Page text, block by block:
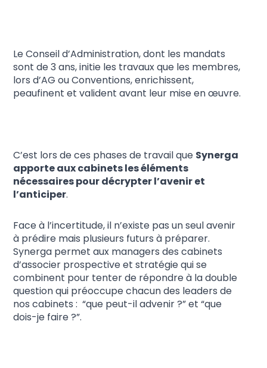
Le Conseil d’Administration, dont les mandats
sont de 3 ans, initie les travaux que les membres,
lors d’AG ou Conventions, enrichissent,
peaufinent et valident avant leur mise en œuvre.
C’est lors de ces phases de travail que Synerga
apporte aux cabinets les éléments
nécessaires pour décrypter l’avenir et
l’anticiper.
Face à l’incertitude, il n’existe pas un seul avenir
à prédire mais plusieurs futurs à préparer.
Synerga permet aux managers des cabinets
d’associer prospective et stratégie qui se
combinent pour tenter de répondre à la double
question qui préoccupe chacun des leaders de
nos cabinets : “que peut-il advenir ?” et “que
dois-je faire ?”.